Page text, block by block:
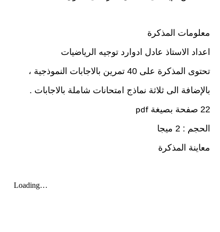
معلومات المذكرة
اعداد الاستاذ عادل ادوارد توجيه الرياضيات
تحتوى المذكرة على 40 تمرين بالاجابات النموذجية ،
بالإضافة الى ثلاثة نماذج امتحانات شاملة بالاجابات .
22 صفحة بصيغة
pdf
الحجم : 2 ميجا
معاينة المذكرة